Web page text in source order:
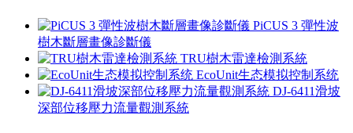
PiCUS 3 彈性波
樹木斷層畫像診斷儀
TRU樹木雷達檢測系統
EcoUnit生态模拟控制系统
DJ-6411滑坡
深部位移壓力流量觀測系統